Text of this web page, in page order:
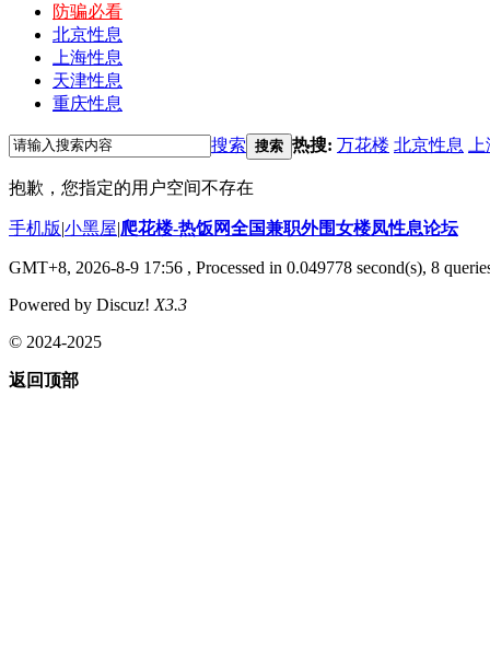
防骗必看
北京性息
上海性息
天津性息
重庆性息
搜索 搜索 热搜: 万花楼 北京性息
抱歉，您指定的用户空间不存在
手机版|小黑屋|爬花楼-热饭网全国兼职外围女楼凤性息论坛
GMT+8, 2026-8-9 17:56 , Processed in 0.049778 second(s), 8
Powered by Discuz! X3.3
© 2024-2025
返回顶部